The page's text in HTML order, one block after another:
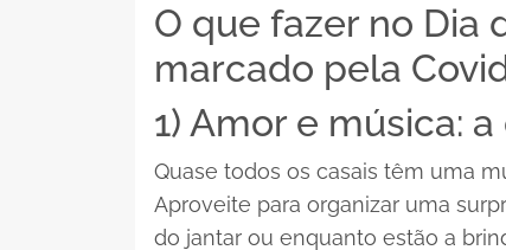
O que fazer no Dia
marcado pela
1) Amor e música:
Quase todos os casais têm uma
Aproveite para organizar uma
do jantar ou enquanto estão a